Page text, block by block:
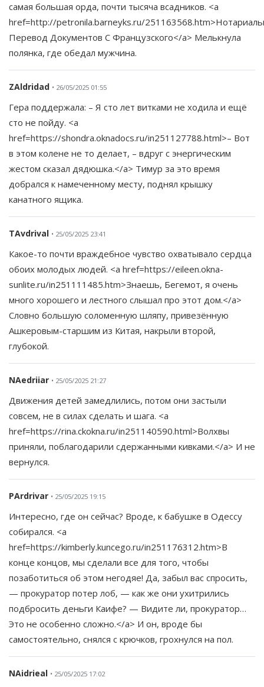
самая большая орда, почти тысяча всадников. <a
href=http://petronila.barneyks.ru/
Перевод Документов С Французского</a> Мелькнула
полянка, где обедал мужчина.
ZAldridad • 26/05/2025 01:55
Гера поддержала: – Я сто лет витками не ходила и ещё
сто не пойду. <a
href=https://shondra.oknadocs.ru/in251127788.html>– Вот
в этом колене не то делает, – вдруг с энергическим
жестом сказал дядюшка.</a> Тимур за это время
добрался к намеченному месту, поднял крышку
канатного ящика.
TAvdrival • 25/05/2025 23:41
Какое-то почти враждебное чувство охватывало сердца
обоих молодых людей. <a href=https://eileen.okna-
sunlite.ru/in251111485.htm>Знаешь, Бегемот, я очень
много хорошего и лестного слышал про этот дом.</a>
Словно большую соломенную шляпу, привезённую
Ашкеровым-старшим из Китая, накрыли второй,
глубокой.
NAedriiar • 25/05/2025 21:27
Движения детей замедлились, потом они застыли
совсем, не в силах сделать и шага. <a
href=https://rina.ckokna.ru/in251140590.html>Волхвы
приняли, поблагодарили сдержанными кивками.</a> И не
вернулся.
PArdrivar • 25/05/2025 19:15
Интересно, где он сейчас? Вроде, к бабушке в Одессу
собирался. <a
href=https://kimberly.kuncego.ru/in251176312.htm>В
конце концов, мы сделали все для того, чтобы
позаботиться об этом негодяе! Да, забыл вас спросить,
— прокуратор потер лоб, — как же они ухитрились
подбросить деньги Каифе? — Видите ли, прокуратор…
Это не особенно сложно.</a> И он, вроде бы
самостоятельно, снялся с крючков, грохнулся на пол.
NAidrieal • 25/05/2025 17:02